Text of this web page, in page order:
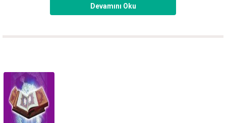
O zaman Mekke'de ne bina, ne insan, ne de içecek su
sonra Cürhüm kabilesi gelip oraya yerleşti, evler barklar
yaptılar. Mekke artık bir şehir haline gelmeye başladı.
İsmail Aleyhisselâm bu kabileden bir kızla evlendi.
Devamını Oku